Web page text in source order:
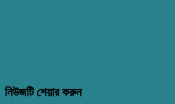
নিউজটি শেয়ার করুন